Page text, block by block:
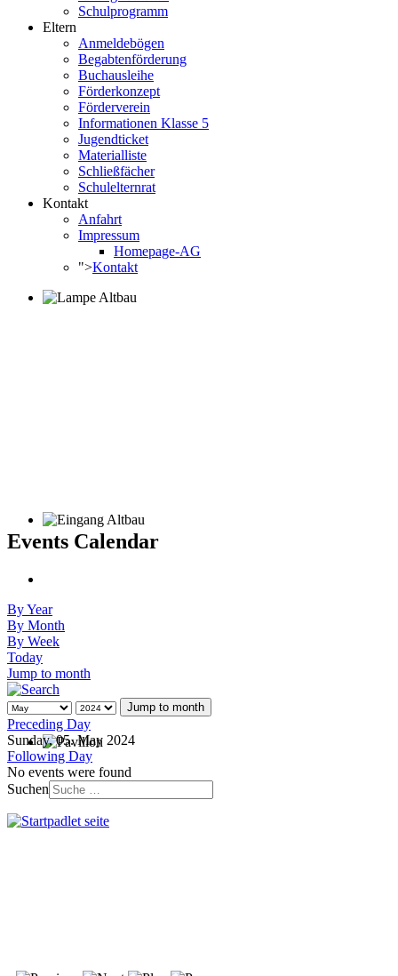
Schulprogramm
Eltern
Anmeldebögen
Begabtenförderung
Buchausleihe
Förderkonzept
Förderverein
Informationen Klasse 5
Jugendticket
Materialliste
Schließfächer
Schulelternrat
Kontakt
Anfahrt
Impressum
Homepage-AG
">Kontakt
Events Calendar
By Year
By Month
By Week
Today
Jump to month
Jump to month
Preceding Day
Sunday, 05. May 2024
Following Day
No events were found
Suchen